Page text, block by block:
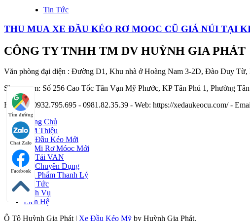
Tin Tức
THU MUA XE ĐẦU KÉO RƠ MOOC CŨ GIÁ NÚI TẠI
CÔNG TY TNHH TM DV HUỲNH GIA PHÁT
Văn phòng đại diện : Đường D1, Khu nhà ở Hoàng Nam 3-2D, Đào Duy
Showroom: Số 256 Cao Tốc Tân Vạn Mỹ Phước, KP Tân Phú 1, Phường
Hotline : 0932.795.695 - 0981.82.35.39 - Web: https://xedaukeocu.com/ -
Tìm đường
Chat Zalo
Facebook
Trang Chủ
Giới Thiệu
Xe Đầu Kéo Mới
Sơ Mi Rơ Móoc Mới
Xe Tải VAN
Xe Chuyên Dụng
Sản Phẩm Thanh Lý
Tin Tức
Dịch Vụ
Liên Hệ
Ô Tô Huỳnh Gia Phát | Xe Đầu Kéo Mỹ by Huỳnh Gia Phát.